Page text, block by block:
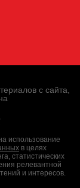
с сайта,
использование
в целях
статистических
релевантной
и интересов.